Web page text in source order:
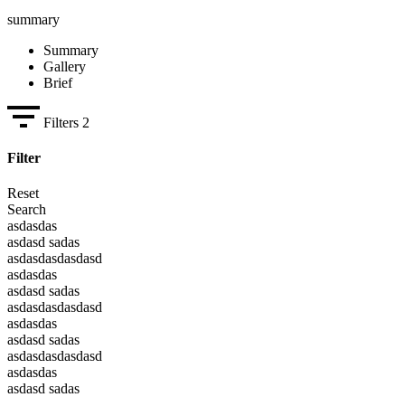
summary
Summary
Gallery
Brief
Filters 2
Filter
Reset
Search
asdasdas
asdasd sadas
asdasdasdasdasd
asdasdas
asdasd sadas
asdasdasdasdasd
asdasdas
asdasd sadas
asdasdasdasdasd
asdasdas
asdasd sadas